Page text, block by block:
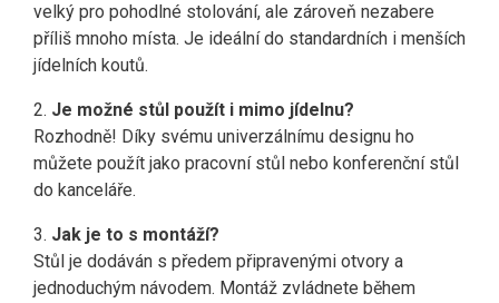
velký pro pohodlné stolování, ale zároveň nezabere
příliš mnoho místa. Je ideální do standardních i menších
jídelních koutů.
2. Je možné stůl použít i mimo jídelnu?
Rozhodně! Díky svému univerzálnímu designu ho
můžete použít jako pracovní stůl nebo konferenční stůl
do kanceláře.
3. Jak je to s montáží?
Stůl je dodáván s předem připravenými otvory a
jednoduchým návodem. Montáž zvládnete během